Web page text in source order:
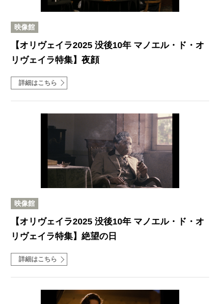
映像館
【オリヴェイラ2025 没後10年 マノエル・ド・オ
リヴェイラ特集】夜顔
詳細はこちら
映像館
【オリヴェイラ2025 没後10年 マノエル・ド・オ
リヴェイラ特集】絶望の日
詳細はこちら